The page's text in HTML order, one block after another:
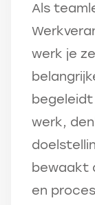
Als
werk je
begeleidt
werk,
bewaakt
en